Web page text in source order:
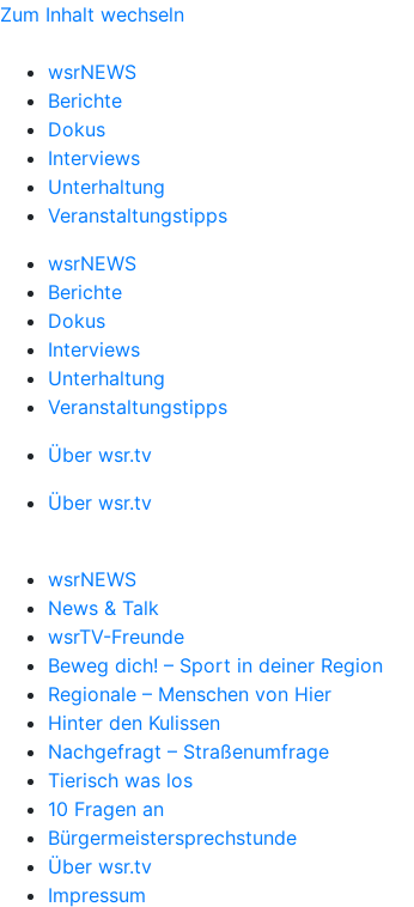
Zum Inhalt wechseln
wsrNEWS
Berichte
Dokus
Interviews
Unterhaltung
Veranstaltungstipps
wsrNEWS
Berichte
Dokus
Interviews
Unterhaltung
Veranstaltungstipps
Über wsr.tv
Über wsr.tv
wsrNEWS
News & Talk
wsrTV-Freunde
Beweg dich! – Sport in deiner Region
Regionale – Menschen von Hier
Hinter den Kulissen
Nachgefragt – Straßenumfrage
Tierisch was los
10 Fragen an
Bürgermeistersprechstunde
Über wsr.tv
Impressum